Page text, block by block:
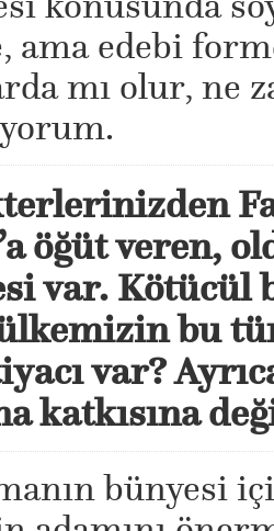
ama edebi
mı olur, ne
öğüt veren,
var. Kötücül
bu
var?
katkısına
bünyesi